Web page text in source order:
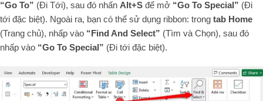
“Go To” (Đi Tới), sau đó nhấn Alt+S để mở “Go To Special” (Đi
tới đặc biệt). Ngoài ra, bạn có thể sử dụng ribbon: trong tab Home
(Trang chủ), nhấp vào “Find And Select” (Tìm và Chọn), sau đó
nhấp vào “Go To Special” (Đi tới đặc biệt).